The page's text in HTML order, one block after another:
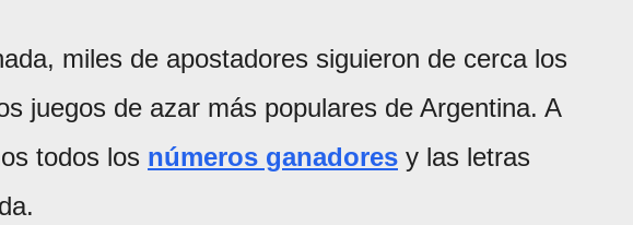
miles de apostadores siguieron de cerca los
juegos de azar más populares de Argentina. A
todos los números ganadores y las letras